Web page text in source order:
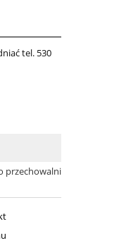
tel. 530
przechowalni